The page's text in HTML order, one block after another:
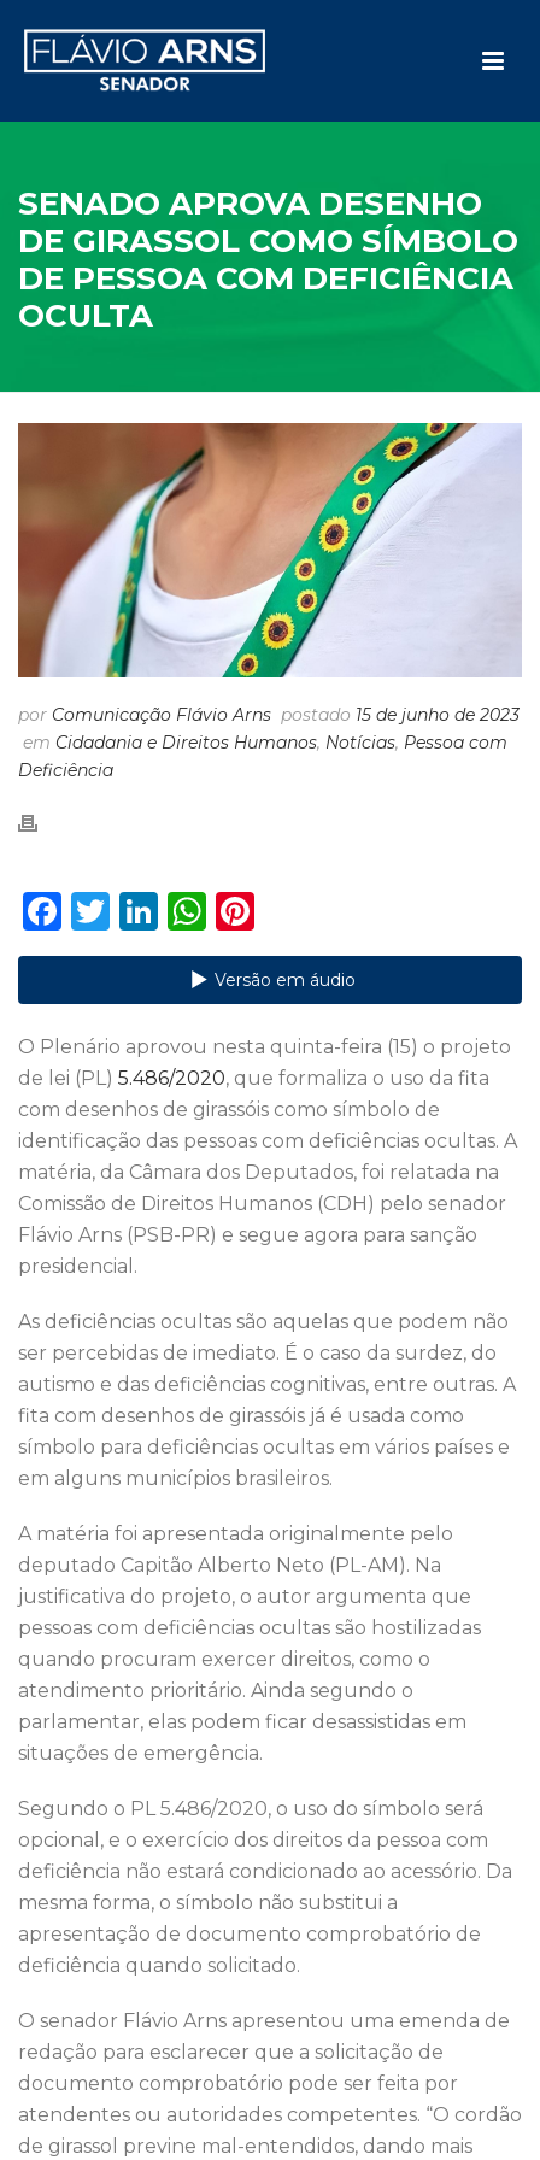
SENADO APROVA DESENHO
DE GIRASSOL COMO SÍMBOLO
DE PESSOA COM DEFICIÊNCIA
OCULTA
por Comunicação Flávio Arns postado 15 de junho de 2023
em Cidadania e Direitos Humanos, Notícias, Pessoa com
Deficiência
F
a
b
o
o
k
T
w
r
Li
n
dI
n
W
h
a
A
p
p
n
te
st
Versão em áudio
O Plenário aprovou nesta quinta-feira (15) o projeto
de lei (PL) 5.486/2020, que formaliza o uso da fita
com desenhos de girassóis como símbolo de
identificação das pessoas com deficiências ocultas. A
matéria, da Câmara dos Deputados, foi relatada na
Comissão de Direitos Humanos (CDH) pelo senador
Flávio Arns (PSB-PR) e segue agora para sanção
presidencial.
As deficiências ocultas são aquelas que podem não
ser percebidas de imediato. É o caso da surdez, do
autismo e das deficiências cognitivas, entre outras. A
fita com desenhos de girassóis já é usada como
símbolo para deficiências ocultas em vários países e
em alguns municípios brasileiros.
A matéria foi apresentada originalmente pelo
deputado Capitão Alberto Neto (PL-AM). Na
justificativa do projeto, o autor argumenta que
pessoas com deficiências ocultas são hostilizadas
quando procuram exercer direitos, como o
atendimento prioritário. Ainda segundo o
parlamentar, elas podem ficar desassistidas em
situações de emergência.
Segundo o PL 5.486/2020, o uso do símbolo será
opcional, e o exercício dos direitos da pessoa com
deficiência não estará condicionado ao acessório. Da
mesma forma, o símbolo não substitui a
apresentação de documento comprobatório de
deficiência quando solicitado.
O senador Flávio Arns apresentou uma emenda de
redação para esclarecer que a solicitação de
documento comprobatório pode ser feita por
atendentes ou autoridades competentes. “O cordão
de girassol previne mal-entendidos, dando mais